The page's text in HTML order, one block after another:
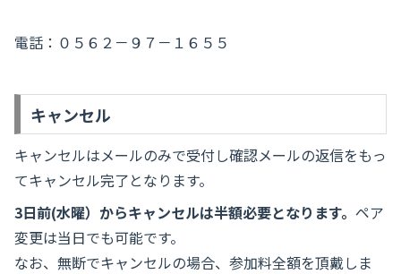
電話：０５６２－９７－１６５５
キャンセル
キャンセルはメールのみで受付し確認メールの返信をもっ
てキャンセル完了となります。
3日前(水曜）からキャンセルは半額必要となります。 ペア
変更は当日でも可能です。
なお、無断でキャンセルの場合、参加料全額を頂戴しま